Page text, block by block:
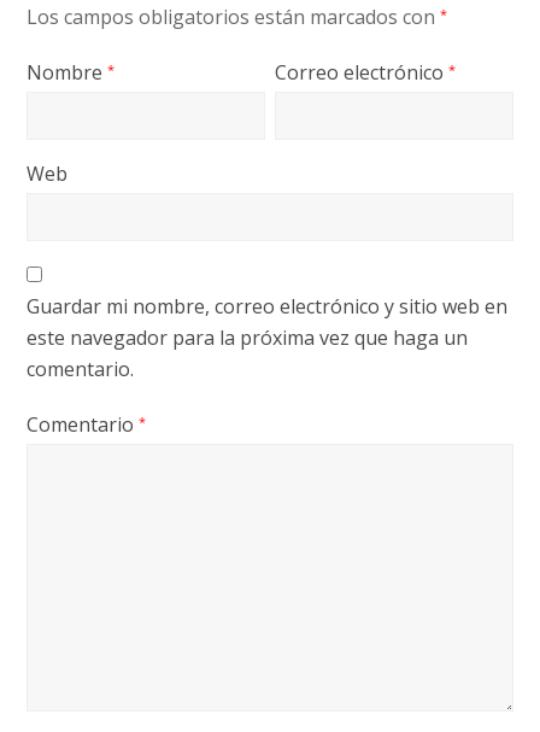
Los campos obligatorios están marcados con*
Nombre* Correo electrónico*
Web
Guardar mi nombre, correo electrónico y sitio web en
este navegador para la próxima vez que haga un
comentario.
Comentario*